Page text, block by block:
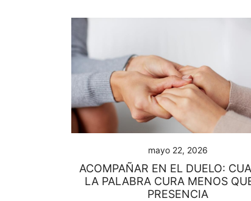
mayo 22, 2026
ACOMPAÑAR EN EL DUELO:
LA PALABRA CURA MENOS
PRESENCIA